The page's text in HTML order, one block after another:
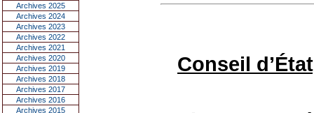
Archives 2025
Archives 2024
Archives 2023
Archives 2022
Archives 2021
Archives 2020
Archives 2019
Archives 2018
Archives 2017
Archives 2016
Archives 2015
Conseil